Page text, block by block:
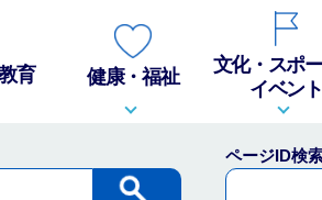
育 健康・福祉
文化・スポ
イベント
ページID検